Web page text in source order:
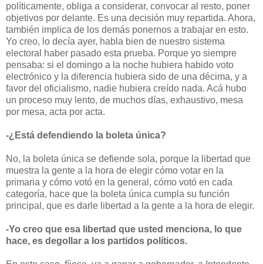
políticamente, obliga a considerar, convocar al resto, poner
objetivos por delante. Es una decisión muy repartida. Ahora,
también implica de los demás ponernos a trabajar en esto.
Yo creo, lo decía ayer, habla bien de nuestro sistema
electoral haber pasado esta prueba. Porque yo siempre
pensaba: si el domingo a la noche hubiera habido voto
electrónico y la diferencia hubiera sido de una décima, y a
favor del oficialismo, nadie hubiera creído nada. Acá hubo
un proceso muy lento, de muchos días, exhaustivo, mesa
por mesa, acta por acta.
-¿Está defendiendo la boleta única?
No, la boleta única se defiende sola, porque la libertad que
muestra la gente a la hora de elegir cómo votar en la
primaria y cómo votó en la general, cómo votó en cada
categoría, hace que la boleta única cumpla su función
principal, que es darle libertad a la gente a la hora de elegir.
-Yo creo que esa libertad que usted menciona, lo que
hace, es degollar a los partidos políticos.